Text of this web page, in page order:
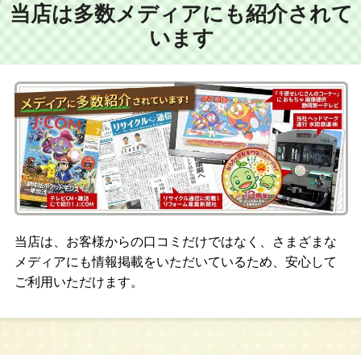
当店は多数メディアにも紹介されて
います
当店は、お客様からの口コミだけではなく、さまざまな
メディアにも情報掲載をいただいているため、安心して
ご利用いただけます。